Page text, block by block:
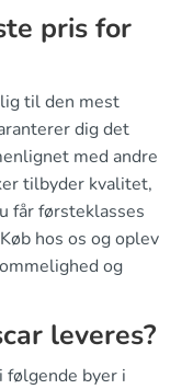
pris for
til den mest
dig det
med andre
tilbyder kvalitet,
får førsteklasses
hos os og oplev
og
leveres?
byer i